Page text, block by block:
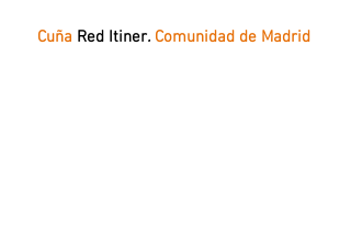
Cuña Red Itiner. Comunidad de Madrid